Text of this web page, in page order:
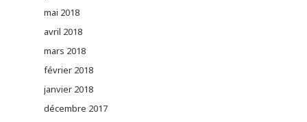
mai 2018
avril 2018
mars 2018
février 2018
janvier 2018
décembre 2017